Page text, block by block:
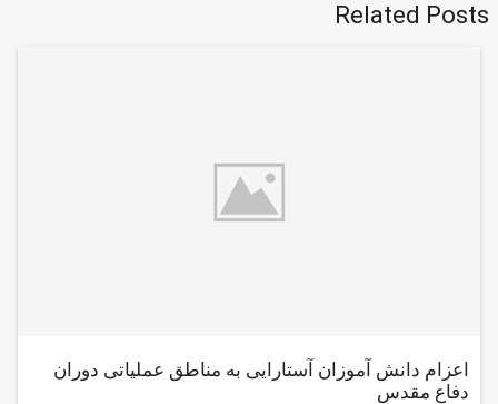
Related Posts
اعزام دانش آموزان آستارایی به مناطق عملیاتی دوران
دفاع مقدس